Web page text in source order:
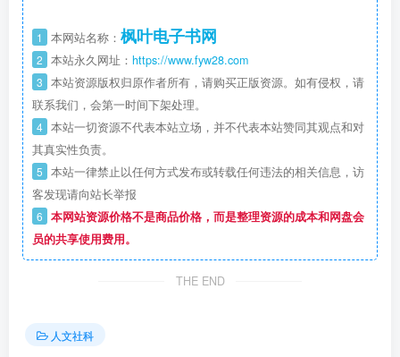
1 本网站名称： 枫叶电子书网
2 本站永久网址： https://www.fyw28.com
3 本站资源版权归原作者所有，请购买正版资源。如有侵权，请
联系我们，会第一时间下架处理。
4 本站一切资源不代表本站立场，并不代表本站赞同其观点和对
其真实性负责。
5 本站一律禁止以任何方式发布或转载任何违法的相关信息，访
客发现请向站长举报
6 本网站资源价格不是商品价格，而是整理资源的成本和网盘会
员的共享使用费用。
THE END
人文社科